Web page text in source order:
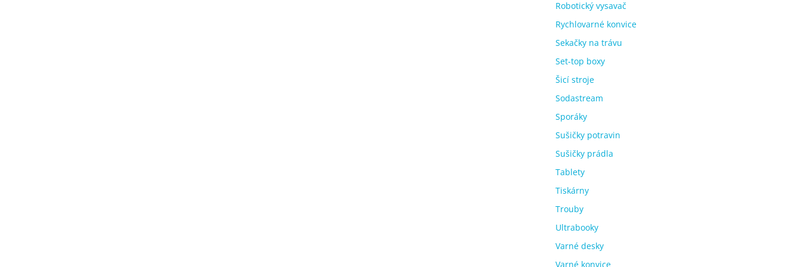
Robotický vysavač
Rychlovarné konvice
Sekačky na trávu
Set-top boxy
Šicí stroje
Sodastream
Sporáky
Sušičky potravin
Sušičky prádla
Tablety
Tiskárny
Trouby
Ultrabooky
Varné desky
Varné konvice